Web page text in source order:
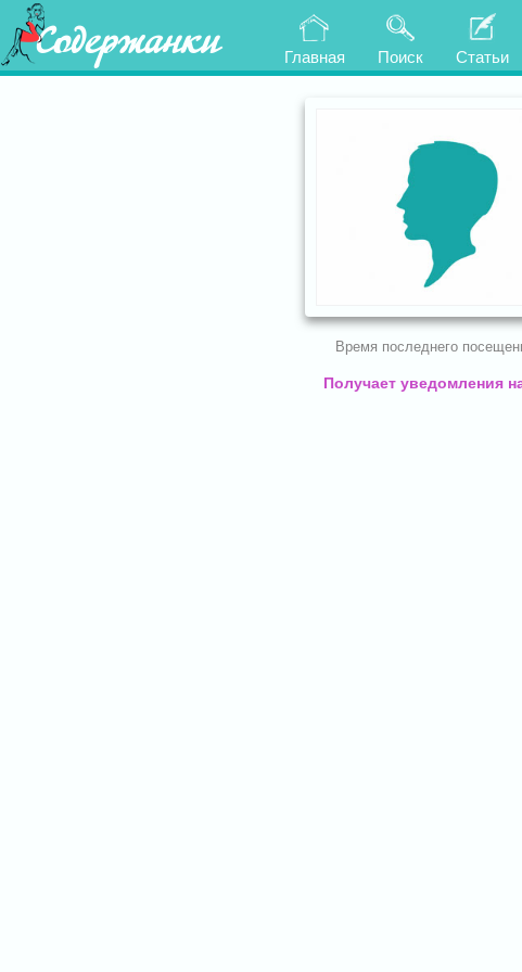
Содержанки Главная Поиск Статьи
Время последнего
Получает уведомления